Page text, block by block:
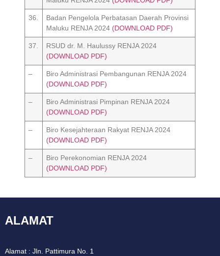
36.
Badan Pengelola Perbatasan Daerah Provinsi
Maluku RENJA 2024 (DOWNLOAD PDF)
37.
RSUD dr. M. Haulussy RENJA 2024
(DOWNLOAD PDF)
–
Biro Administrasi Pembangunan RENJA 2024
(DOWNLOAD PDF)
–
Biro Administrasi Pimpinan RENJA 2024
(DOWNLOAD PDF)
–
Biro Kesejahteraan Rakyat RENJA 2024
(DOWNLOAD PDF)
–
Biro Perekonomian RENJA 2024
(DOWNLOAD PDF)
ALAMAT
Alamat : Jln. Pattimura No. 1